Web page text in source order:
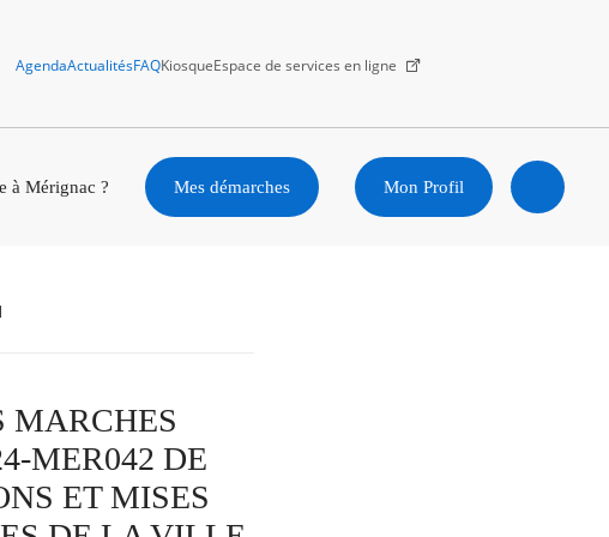
AgendaActualitésFAQKiosqueEspace de services en ligne
à Mérignac ? Mes démarches Mon Profil
MARCHES
MER042 DE
ET MISES